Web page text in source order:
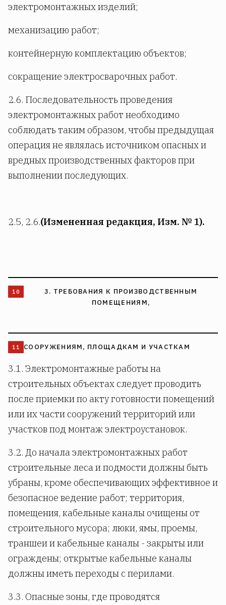
электромонтажных изделий;
механизацию работ;
контейнерную комплектацию объектов;
сокращение электросварочных работ.
2.6. Последовательность проведения
электромонтажных работ необходимо
соблюдать таким образом, чтобы предыдущая
операция не являлась источником опасных и
вредных производственных факторов при
выполнении последующих.
2.5, 2.6.(Измененная редакция, Изм. № 1).
3. ТРЕБОВАНИЯ К ПРОИЗВОДСТВЕННЫМ
ПОМЕЩЕНИЯМ,
СООРУЖЕНИЯМ, ПЛОЩАДКАМ И УЧАСТКАМ
3.1. Электромонтажные работы на
строительных объектах следует проводить
после приемки по акту готовности помещений
или их части сооружений территорий или
участков под монтаж электроустановок.
3.2. До начала электромонтажных работ
строительные леса и подмости должны быть
убраны, кроме обеспечивающих эффективное и
безопасное ведение работ; территория,
помещения, кабельные каналы очищены от
строительного мусора; люки, ямы, проемы,
траншеи и кабельные каналы - закрыты или
ограждены; открытые кабельные каналы
должны иметь переходы с перилами.
3.3. Опасные зоны, где проводятся